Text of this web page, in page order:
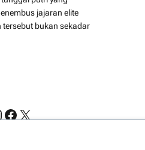
jajaran elite
bukan sekadar
Facebook
X